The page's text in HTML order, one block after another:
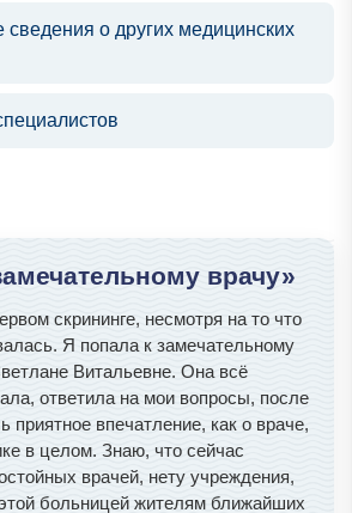
о других медицинских
врачу»
скрининге, несмотря на то что
Я попала к замечательному
Витальевне. Она всё
ответила на мои вопросы, после
приятное впечатление, как о враче,
в целом. Знаю, что сейчас
врачей, нету учреждения,
больницей жителям ближайших